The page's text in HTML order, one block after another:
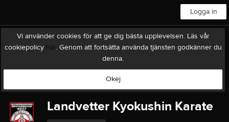
Logga in
Vi använder cookies för att ge dig bästa upplevelsen. Läs vår
cookiepolicy här. Genom att fortsätta använda tjänsten godkänner du
denna.
Okej
Landvetter Kyokushin Karate